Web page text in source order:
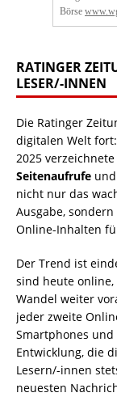
Börse
RATINGER
LESER/-INNEN
Die Ratinger
digitalen Welt
2025
Seitenaufrufe und
nicht nur das
Ausgabe,
Online-Inhalten
Der Trend ist
sind heute
Wandel weiter
jeder zweite
Smartphones
Entwicklung, die
Lesern/-innen
neuesten